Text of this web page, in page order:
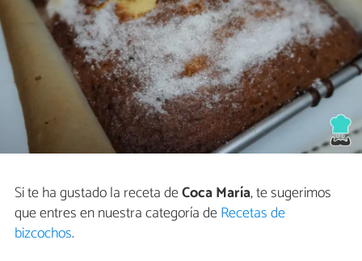
Si te ha gustado la receta deCoca María, te sugerimos
que entres en nuestra categoría deRecetas de
bizcochos.